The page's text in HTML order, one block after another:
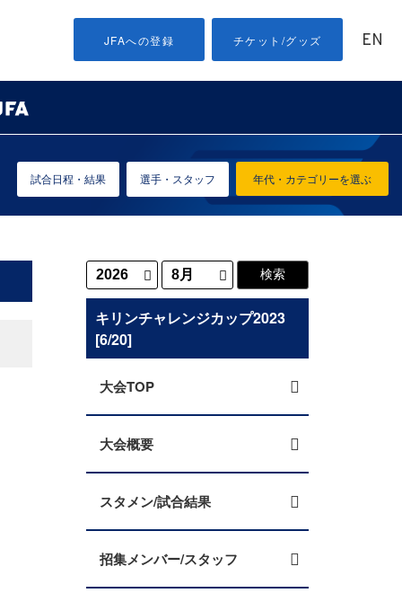
JFAへの登録 チケット/グッズ EN
年代・カテゴリーを選ぶ
試合日程・結果 選手・スタッフ
キリンチャレンジカップ2023
[6/20]
大会TOP
大会概要
スタメン/試合結果
招集メンバー/スタッフ